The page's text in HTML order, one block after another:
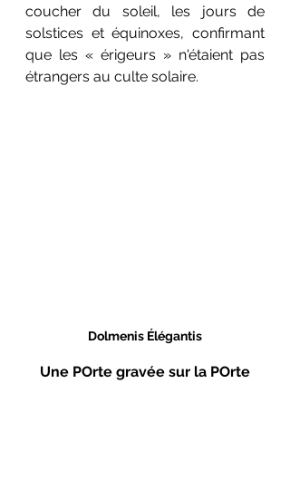
coucher du soleil, les jours de
solstices et équinoxes, confirmant
que les « érigeurs » n'étaient pas
étrangers au culte solaire.
Dolmenis Élégantis
Une POrte gravée sur la POrte